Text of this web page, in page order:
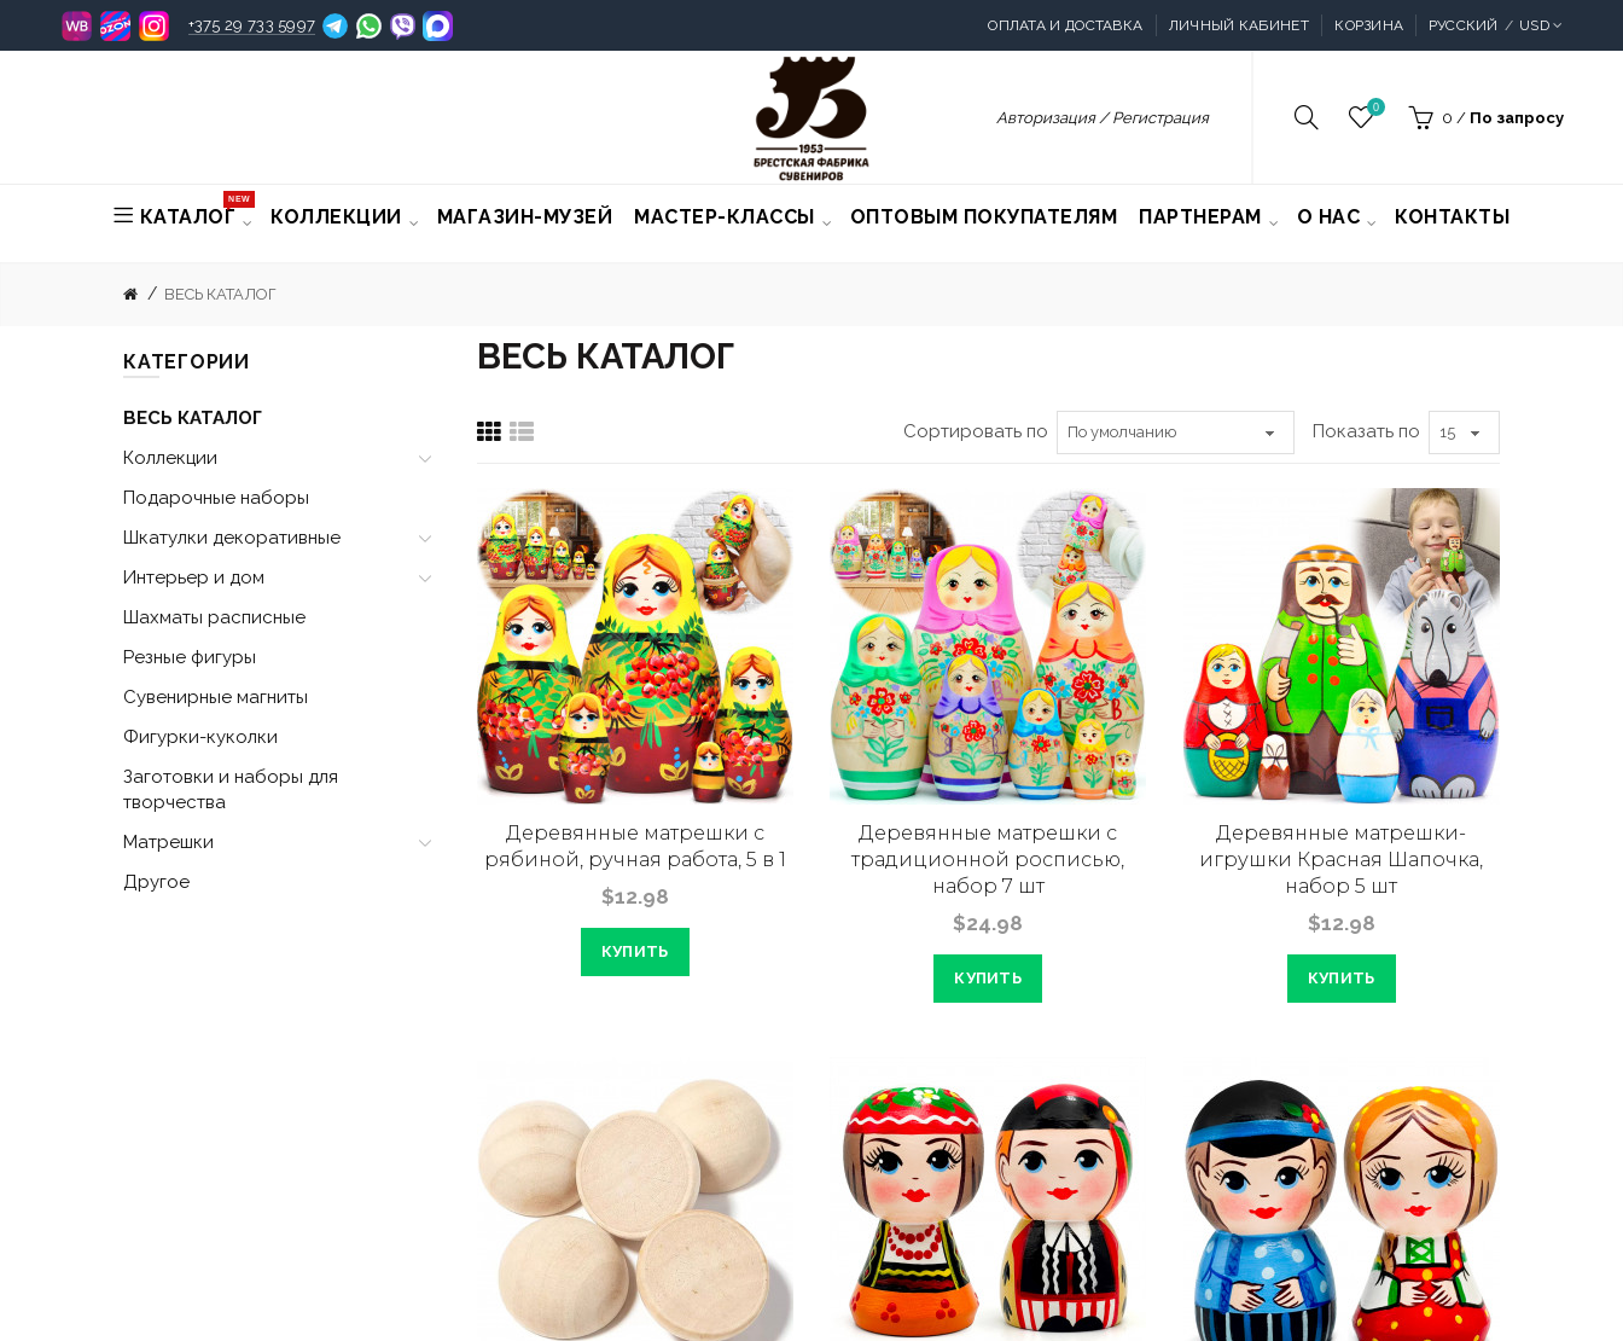
+375 29 733 5997 ОПЛАТА И ДОСТАВКА ЛИЧНЫЙ КАБИНЕТ КОРЗИНА РУССКИЙ USD
Авторизация / Регистрация
0
0 / По запросу
КАТАЛОГ
NEW
КОЛЛЕКЦИИ МАГАЗИН-МУЗЕЙ МАСТЕР-КЛАССЫ ОПТОВЫМ ПОКУПАТЕЛЯМ ПАРТНЕРАМ О НАС КОНТАКТЫ
ВЕСЬ КАТАЛОГ
КАТЕГОРИИ
ВЕСЬ КАТАЛОГ
Коллекции
Подарочные наборы
Шкатулки декоративные
Интерьер и дом
Шахматы расписные
Резные фигуры
Сувенирные магниты
Фигурки-куколки
Заготовки и наборы для
творчества
Матрешки
Другое
ВЕСЬ КАТАЛОГ
Сортировать по Показать по
Деревянные матрешки с
рябиной, ручная работа, 5 в 1
$12.98
КУПИТЬ
Деревянные матрешки с
традиционной росписью,
набор 7 шт
$24.98
КУПИТЬ
Деревянные матрешки-
игрушки Красная Шапочка,
набор 5 шт
$12.98
КУПИТЬ